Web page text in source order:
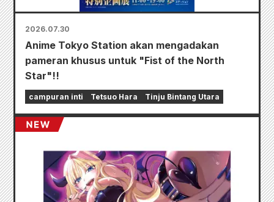
2026.07.30
Anime Tokyo Station akan mengadakan
pameran khusus untuk "Fist of the North
Star"!!
campuran inti Tetsuo Hara Tinju Bintang Utara